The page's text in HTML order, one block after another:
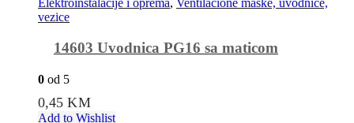
vezice
14603 Uvodnica PG16 sa maticom
0 od 5
0,45KM
Add to Wishlist